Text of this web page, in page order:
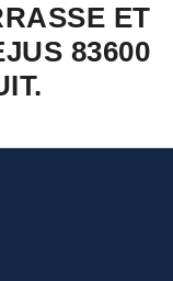
ET
83600